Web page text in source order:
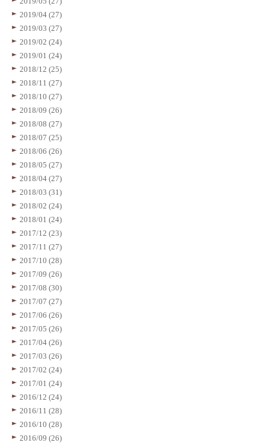
2019/04 (27)
2019/03 (27)
2019/02 (24)
2019/01 (24)
2018/12 (25)
2018/11 (27)
2018/10 (27)
2018/09 (26)
2018/08 (27)
2018/07 (25)
2018/06 (26)
2018/05 (27)
2018/04 (27)
2018/03 (31)
2018/02 (24)
2018/01 (24)
2017/12 (23)
2017/11 (27)
2017/10 (28)
2017/09 (26)
2017/08 (30)
2017/07 (27)
2017/06 (26)
2017/05 (26)
2017/04 (26)
2017/03 (26)
2017/02 (24)
2017/01 (24)
2016/12 (24)
2016/11 (28)
2016/10 (28)
2016/09 (26)